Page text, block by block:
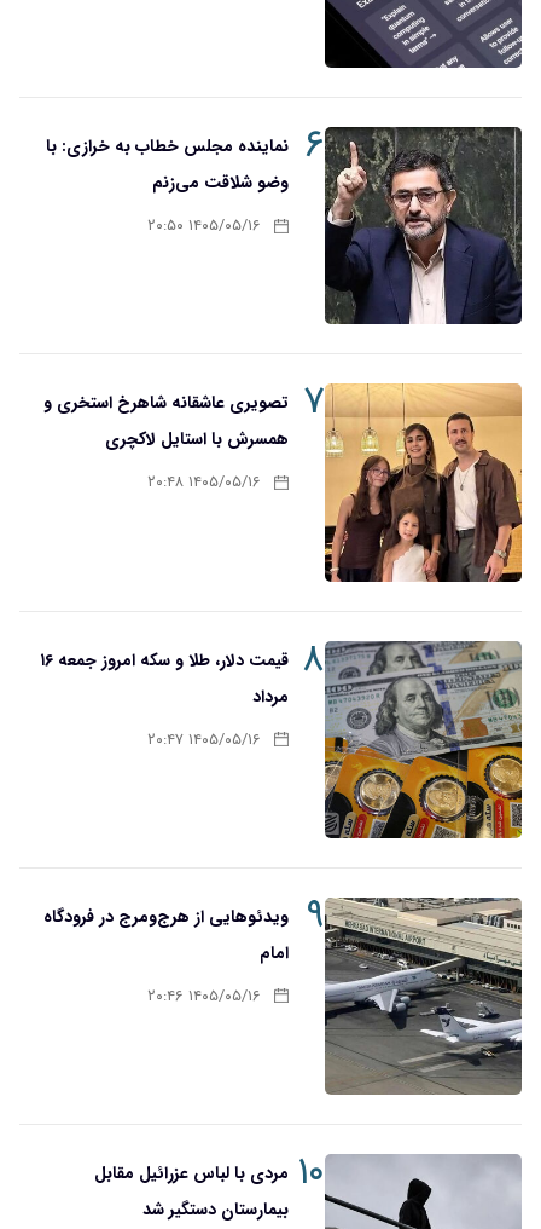
۶
نماینده مجلس خطاب به خرازی: با
وضو شلاقت می‌زنم
۱۴۰۵/۰۵/۱۶ ۲۰:۵۰
۷
تصویری عاشقانه شاهرخ استخری و
همسرش با استایل لاکچری
۱۴۰۵/۰۵/۱۶ ۲۰:۴۸
۸
قیمت دلار، طلا و سکه امروز جمعه ۱۶
مرداد
۱۴۰۵/۰۵/۱۶ ۲۰:۴۷
۹
ویدئوهایی از هرج‌ومرج در فرودگاه
امام
۱۴۰۵/۰۵/۱۶ ۲۰:۴۶
۱۰ مردی با لباس عزرائیل مقابل
بیمارستان دستگیر شد